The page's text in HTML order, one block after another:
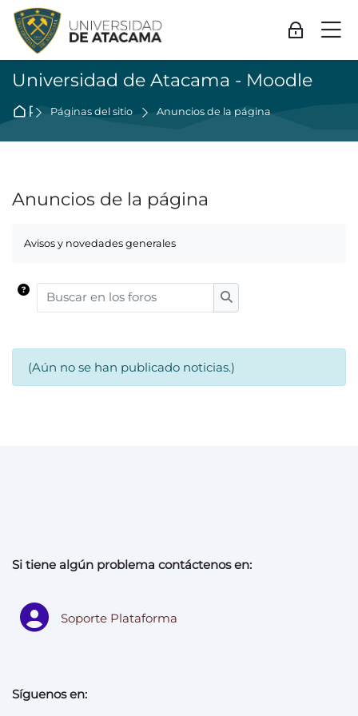
Skip to navigation
Skip to login form
Salta al contenido principal
Skip to accessibility options
Skip to footer
Skip accessibility options
Acceder
Universidad de Atacama - Moodle
Página Principal
Páginas del sitio Anuncios de la página
Anuncios de la página
Avisos y novedades generales
Buscar en los foros
Buscar en los foros
(Aún no se han publicado noticias.)
Si tiene algún problema contáctenos en:
Soporte Plataforma
Síguenos en: